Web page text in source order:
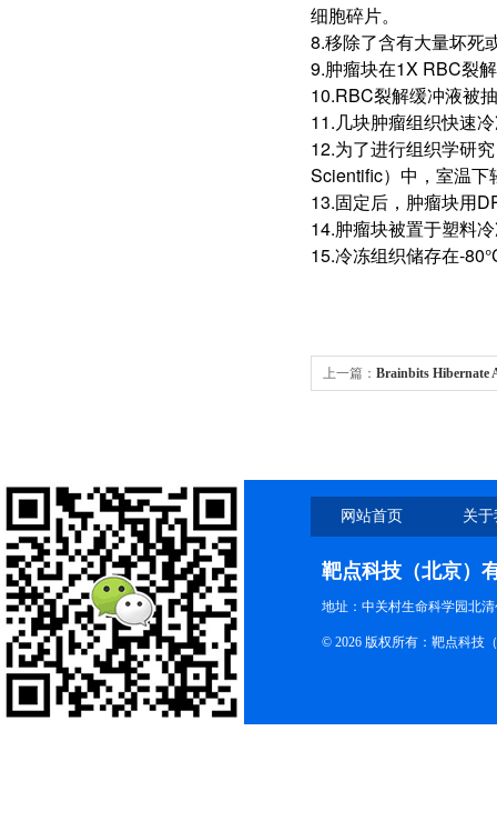
细胞碎片。
8.移除了含有大量坏死
9.肿瘤块在1X RBC裂
10.RBC裂解缓冲液被
11.几块肿瘤组织快速
12.为了进行组织学研
Scientific）中，室温
13.固定后，肿瘤块用
14.肿瘤块被置于塑料
15.冷冻组织储存在-
上一篇： Brainbits Hibernate
网站首页 关
靶点科技（北京）
地址：中关村生命科学园北
© 2026 版权所有：靶点科技